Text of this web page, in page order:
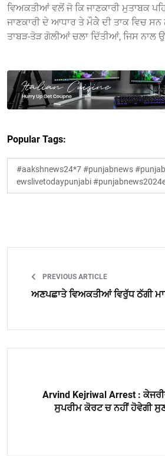
ਵਿਅਕਤੀਆਂ ਵਲੋਂ ਜੋ ਕਿ ਜਾਣਕਾਰੀ ਮੁਤਾਬਕ
ਜਾਣਕਾਰੀ ਦੇ ਆਧਾਰ ਤੇ ਮੌਕੇੇ ਦੀ ਤਾਕ ਵਿਚ
ਤਾਬੜ-ਤੋੜ ਗੋਲੀਆਂ ਚਲਾ ਦਿੱਤੀਆਂ, ਜਿਸ ਨਾਲ
Popular Tags:
#aakshnews24*7 #punjabnews
ewslivetodaypunjabi
PREVIOUS ARTICLE
ਅਣਪਛਾਤੇ ਵਿਅਕਤੀਆਂ ਵਿਰੁੱਧ ਠੱਗੀ
Arvind Kejriwal Arrest :
ਸੁਪਰੀਮ ਕੋਰਟ ਚ ਨਹੀਂ ਹੋਵੇਗੀ